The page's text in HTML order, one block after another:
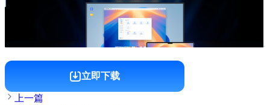
立即下载
上一篇